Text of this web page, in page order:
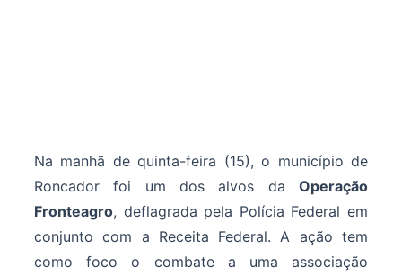
Na manhã de quinta-feira (15), o município de
Roncador foi um dos alvos da Operação
Fronteagro, deflagrada pela Polícia Federal em
conjunto com a Receita Federal. A ação tem
como foco o combate a uma associação